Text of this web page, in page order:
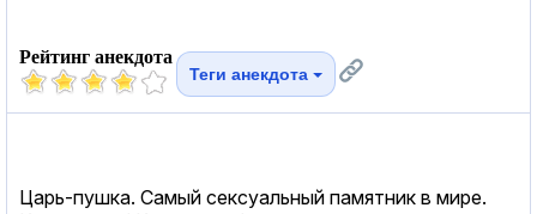
Рейтинг анекдота
Теги анекдота
Царь-пушка. Самый cекcуальный памятник в мире.